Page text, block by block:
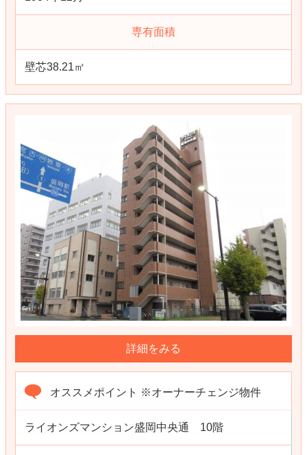
専有面積
壁芯38.21㎡
詳細をみる
オススメポイント ※オーナーチェンジ物件
ライオンズマンション盛岡中央通 10階